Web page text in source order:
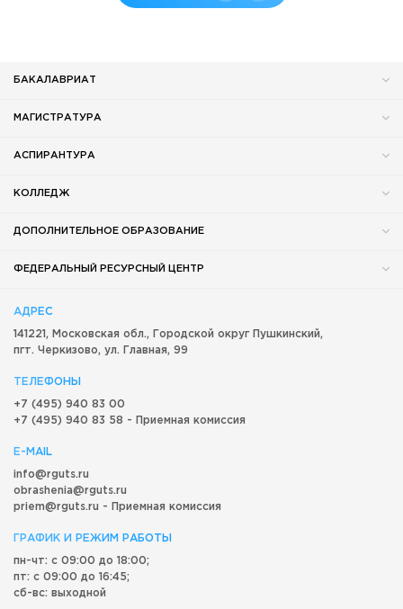
БАКАЛАВРИАТ
МАГИСТРАТУРА
АСПИРАНТУРА
КОЛЛЕДЖ
ДОПОЛНИТЕЛЬНОЕ ОБРАЗОВАНИЕ
ФЕДЕРАЛЬНЫЙ РЕСУРСНЫЙ ЦЕНТР
АДРЕС
141221, Московская обл., Городской округ Пушкинский,
пгт. Черкизово, ул. Главная, 99
ТЕЛЕФОНЫ
+7 (495) 940 83 00
+7 (495) 940 83 58 - Приемная комиссия
E-MAIL
info@rguts.ru
obrashenia@rguts.ru
priem@rguts.ru - Приемная комиссия
ГРАФИК И РЕЖИМ РАБОТЫ
пн-чт: с 09:00 до 18:00;
пт: с 09:00 до 16:45;
сб-вс: выходной